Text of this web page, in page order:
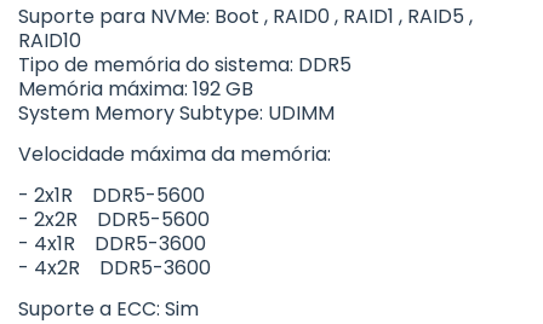
Suporte para NVMe: Boot , RAID0 , RAID1 , RAID5 ,
RAID10
Tipo de memória do sistema: DDR5
Memória máxima: 192 GB
System Memory Subtype: UDIMM
Velocidade máxima da memória:
- 2x1R DDR5-5600
- 2x2R DDR5-5600
- 4x1R DDR5-3600
- 4x2R DDR5-3600
Suporte a ECC: Sim